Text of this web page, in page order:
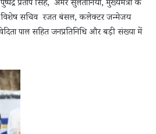
प्रताप सिंह, अमर सुलतानिया, मुख्यमंत्री के
विशेष सचिव रजत बंसल, कलेक्टर जन्मेजय
पाल सहित जनप्रतिनिधि और बड़ी संख्या में